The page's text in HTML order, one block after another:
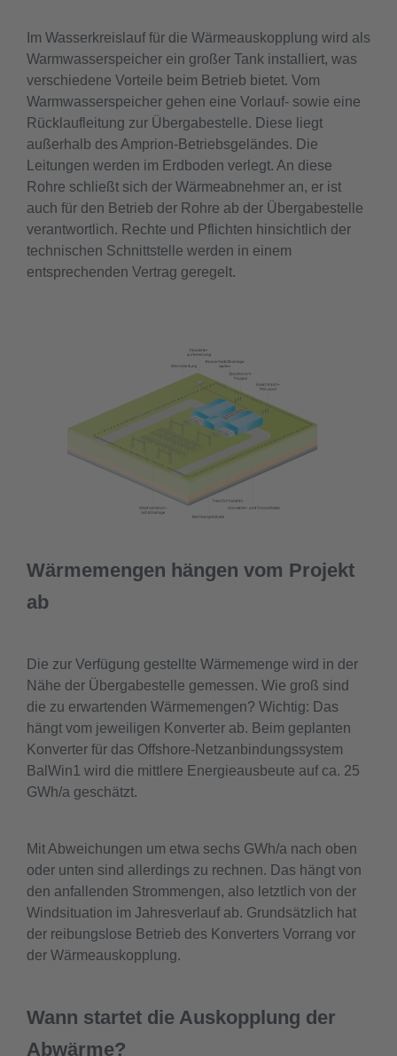
Im Wasserkreislauf für die Wärmeauskopplung wird als
Warmwasserspeicher ein großer Tank installiert, was
verschiedene Vorteile beim Betrieb bietet. Vom
Warmwasserspeicher gehen eine Vorlauf- sowie eine
Rücklaufleitung zur Übergabestelle. Diese liegt
außerhalb des Amprion-Betriebsgeländes. Die
Leitungen werden im Erdboden verlegt. An diese
Rohre schließt sich der Wärmeabnehmer an, er ist
auch für den Betrieb der Rohre ab der Übergabestelle
verantwortlich. Rechte und Pflichten hinsichtlich der
technischen Schnittstelle werden in einem
entsprechenden Vertrag geregelt.
Wärmemengen hängen vom Projekt
ab
Die zur Verfügung gestellte Wärmemenge wird in der
Nähe der Übergabestelle gemessen. Wie groß sind
die zu erwartenden Wärmemengen? Wichtig: Das
hängt vom jeweiligen Konverter ab. Beim geplanten
Konverter für das Offshore-Netzanbindungssystem
BalWin1 wird die mittlere Energieausbeute auf ca. 25
GWh/a geschätzt.
Mit Abweichungen um etwa sechs GWh/a nach oben
oder unten sind allerdings zu rechnen. Das hängt von
den anfallenden Strommengen, also letztlich von der
Windsituation im Jahresverlauf ab. Grundsätzlich hat
der reibungslose Betrieb des Konverters Vorrang vor
der Wärmeauskopplung.
Wann startet die Auskopplung der
Abwärme?